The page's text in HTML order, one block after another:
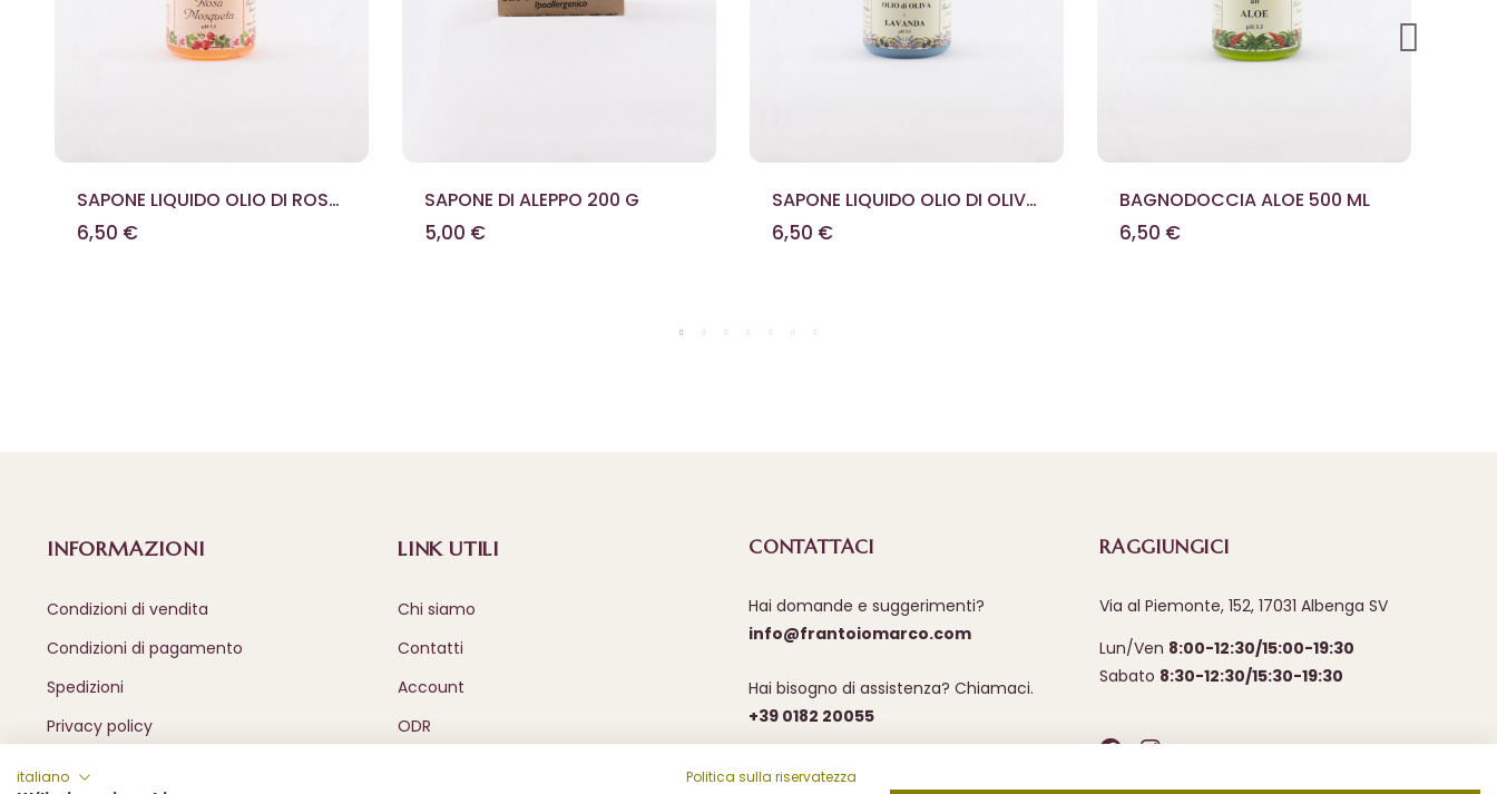
SAPONE LIQUIDO OLIO DI ROSA
MOSQUETA 500 ML
6,50 €
SAPONE DI ALEPPO 200 G
5,00 €
SAPONE LIQUIDO OLIO DI OLIVA
E LAVANDA 500 ML
6,50 €
BAGNODOCCIA ALOE 500 ML
6,50 €
INFORMAZIONI
Condizioni di vendita
Condizioni di pagamento
Spedizioni
Privacy policy
LINK UTILI
Chi siamo
Contatti
Account
ODR
CONTATTACI
Hai domande e suggerimenti?
info@frantoiomarco.com
Hai bisogno di assistenza? Chiamaci.
+39 0182 20055
RAGGIUNGICI
Via al Piemonte, 152, 17031 Albenga SV
Lun/Ven 8:00-12:30/15:00-19:30
Sabato 8:30-12:30/15:30-19:30
italiano Politica sulla riservatezza